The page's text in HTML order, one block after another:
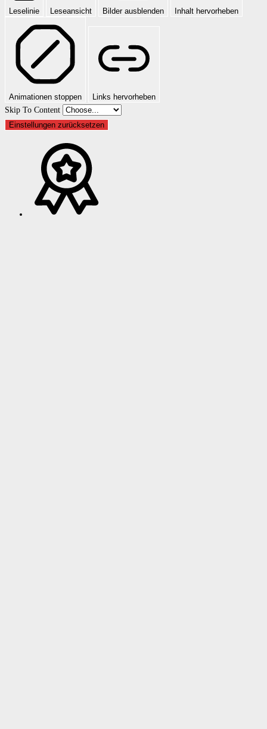
Leselinie Leseansicht Bilder ausblenden Inhalt hervorheben
Animationen stoppen
Links hervorheben
Skip To Content
Einstellungen zurücksetzen